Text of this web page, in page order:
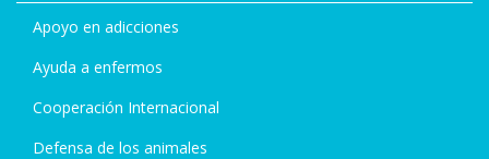
Apoyo en adicciones
Ayuda a enfermos
Cooperación Internacional
Defensa de los animales